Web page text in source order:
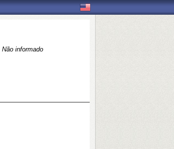
Não informado